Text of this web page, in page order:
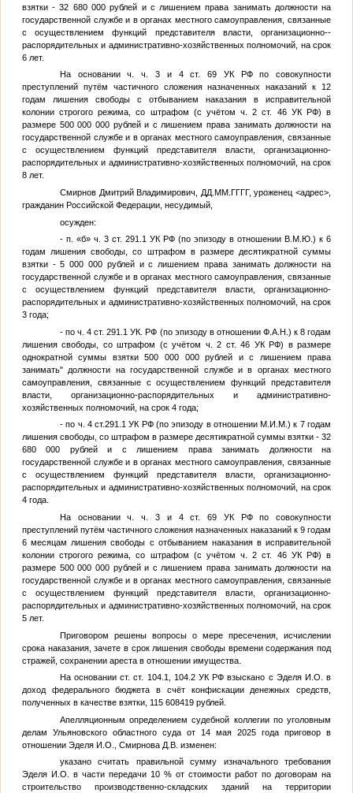
взятки - 32 680 000 рублей и с лишением права занимать должности на
государственной службе и в органах местного самоуправления, связанные
с осуществлением функций представителя власти, организационно-­
распорядительных и административно-хозяйственных полномочий, на срок
6 лет.
На основании ч. ч. 3 и 4 ст. 69 УК РФ по совокупности
преступлений путём частичного сложения назначенных наказаний к 12
годам лишения свободы с отбыванием наказания в исправительной
колонии строгого режима, со штрафом (с учётом ч. 2 ст. 46 УК РФ) в
размере 500 000 000 рублей и с лишением права занимать должности на
государственной службе и в органах местного самоуправления, связанные
с осуществлением функций представителя власти, организационно-
распорядительных и административно-хозяйственных полномочий, на срок
8 лет.
Смирнов Дмитрий Владимирович, ДД.ММ.ГГГГ, уроженец<адрес>
гражданин Российской Федерации, несудимый,
осужден:
- п. «б» ч. 3 ст. 291.1 УК РФ (по эпизоду в отношении В.М.Ю.) к 6
годам лишения свободы, со штрафом в размере десятикратной суммы
взятки - 5 000 000 рублей и с лишением права занимать должности на
государственной службе и в органах местного самоуправления, связанные
с осуществлением функций представителя власти, организационно-
распорядительных и административно-хозяйственных полномочий, на срок
3 года;
- по ч. 4 ст. 291.1 УК. РФ (по эпизоду в отношении Ф.А.Н. ) к 8 годам
лишения свободы, со штрафом (с учётом ч. 2 ст. 46 УК РФ) в размере
однократной суммы взятки 500 000 000 рублей и с лишением права
занимать" должности на государственной службе и в органах местного
самоуправления, связанные с осуществлением функций представителя
власти, организационно-распорядительных и административно-
хозяйственных полномочий, на срок 4 года;
- по ч. 4 ст.291.1 УК РФ (по эпизоду в отношении М.И.М.) к 7 годам
лишения свободы, со штрафом в размере десятикратной суммы взятки - 32
680 000 рублей и с лишением права занимать должности на
государственной службе и в органах местного самоуправления, связанные
с осуществлением функций представителя власти, организационно-
распорядительных и административно-хозяйственных полномочий, на срок
4 года.
На основании ч. ч. 3 и 4 ст. 69 УК РФ по совокупности
преступлений путём частичного сложения назначенных наказаний к 9 годам
6 месяцам лишения свободы с отбыванием наказания в исправительной
колонии строгого режима, со штрафом (с учётом ч. 2 ст. 46 УК РФ) в
размере 500 000 000 рублей и с лишением права занимать должности на
государственной службе и в органах местного самоуправления, связанные
с осуществлением функций представителя власти, организационно-
распорядительных и административно-хозяйственных полномочий, на срок
5 лет.
Приговором решены вопросы о мере пресечения, исчислении
срока наказания, зачете в срок лишения свободы времени содержания под
стражей, сохранении ареста в отношении имущества.
На основании ст. ст. 104.1, 104.2 УК РФ взыскано с Эделя И.О. в
доход федерального бюджета в счёт конфискации денежных средств,
полученных в качестве взятки, 115 608419 рублей.
Апелляционным определением судебной коллегии по уголовным
делам Ульяновского областного суда от 14 мая 2025 года приговор в
отношении Эделя И.О., Смирнова Д.В. изменен:
указано считать правильной сумму изначального требования
Эделя И.О. в части передачи 10 % от стоимости работ по договорам на
строительство производственно-складских зданий на территории